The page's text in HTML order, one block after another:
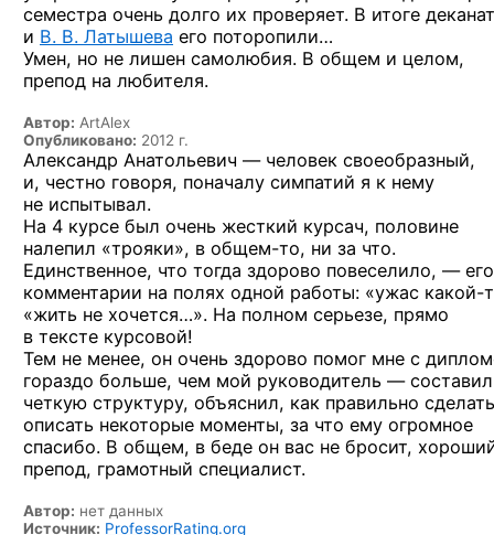
семестра очень долго их проверяет. В итоге деканат
и В. В. Латышева его поторопили…
Умен, но не лишен самолюбия. В общем и целом,
препод на любителя.
Автор: ArtAlex
Опубликовано: 2012 г.
Александр Анатольевич — человек своеобразный,
и, честно говоря, поначалу симпатий я к нему
не испытывал.
На 4 курсе был очень жесткий курсач, половине
налепил «трояки», в общем-то, ни за что.
Единственное, что тогда здорово повеселило, — его
комментарии на полях одной работы: «ужас какой-
«жить не хочется…». На полном серьезе, прямо
в тексте курсовой!
Тем не менее, он очень здорово помог мне с
гораздо больше, чем мой руководитель — составил
четкую структуру, объяснил, как правильно
описать некоторые моменты, за что ему огромное
спасибо. В общем, в беде он вас не бросит,
препод, грамотный специалист.
Автор: нет данных
Источник: ProfessorRating.org